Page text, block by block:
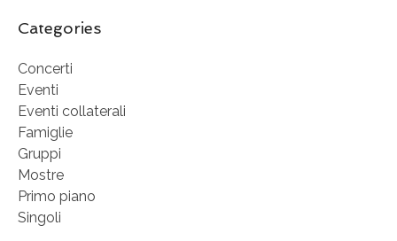
Categories
Concerti
Eventi
Eventi collaterali
Famiglie
Gruppi
Mostre
Primo piano
Singoli